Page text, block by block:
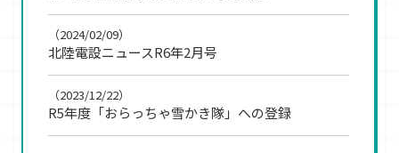
北陸電設ニュースR6年2月号
（2024/02/09）
R5年度「おらっちゃ雪かき隊」への登録
（2023/12/22）